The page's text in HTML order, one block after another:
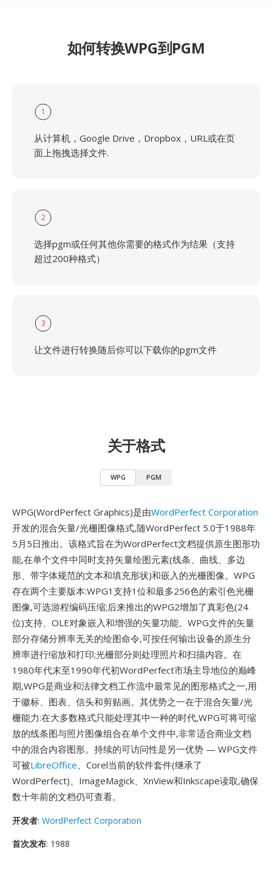
如何转换WPG到PGM
1
从计算机，Google Drive，Dropbox，URL或在页
面上拖拽选择文件.
2
选择pgm或任何其他你需要的格式作为结果（支持
超过200种格式）
3
让文件进行转换随后你可以下载你的pgm文件
关于格式
WPG PGM
WPG(WordPerfect Graphics)是由WordPerfect Corporation
开发的混合矢量/光栅图像格式,随WordPerfect 5.0于1988年
5月5日推出。该格式旨在为WordPerfect文档提供原生图形功
能,在单个文件中同时支持矢量绘图元素(线条、曲线、多边
形、带字体规范的文本和填充形状)和嵌入的光栅图像。WPG
存在两个主要版本:WPG1支持1位和最多256色的索引色光栅
图像,可选游程编码压缩;后来推出的WPG2增加了真彩色(24
位)支持、OLE对象嵌入和增强的矢量功能。WPG文件的矢量
部分存储分辨率无关的绘图命令,可按任何输出设备的原生分
辨率进行缩放和打印;光栅部分则处理照片和扫描内容。在
1980年代末至1990年代初WordPerfect市场主导地位的巅峰
期,WPG是商业和法律文档工作流中最常见的图形格式之一,用
于徽标、图表、信头和剪贴画。其优势之一在于混合矢量/光
栅能力:在大多数格式只能处理其中一种的时代,WPG可将可缩
放的线条图与照片图像组合在单个文件中,非常适合商业文档
中的混合内容图形。持续的可访问性是另一优势 — WPG文件
可被LibreOffice、Corel当前的软件套件(继承了
WordPerfect)、ImageMagick、XnView和Inkscape读取,确保
数十年前的文档仍可查看。
开发者: WordPerfect Corporation
首次发布: 1988